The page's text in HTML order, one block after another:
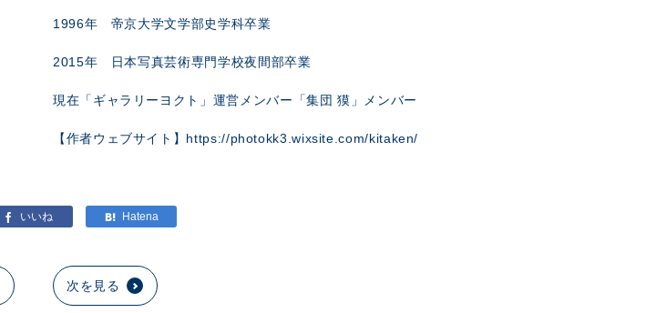
1996年 帝京大学文学部史学科卒業
2015年 日本写真芸術専門学校夜間部卒業
現在「ギャラリーヨクト」運営メンバー「集団 獏」メンバー
【作者ウェブサイト】 https://photokk3.wixsite.com/kitaken/
次を見る